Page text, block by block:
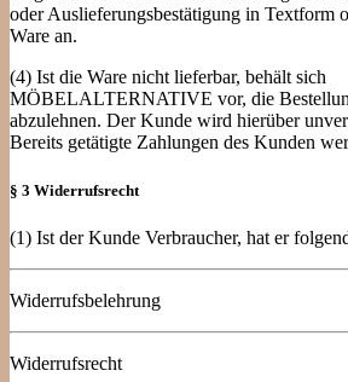
oder Auslieferungsbestätigung in Textform
Ware an.
(4) Ist die Ware nicht lieferbar, behält sich
MÖBELALTERNATIVE vor, die
abzulehnen. Der Kunde wird hierüber
Bereits getätigte Zahlungen des Kunden
§ 3 Widerrufsrecht
(1) Ist der Kunde Verbraucher, hat er
Widerrufsbelehrung
Widerrufsrecht